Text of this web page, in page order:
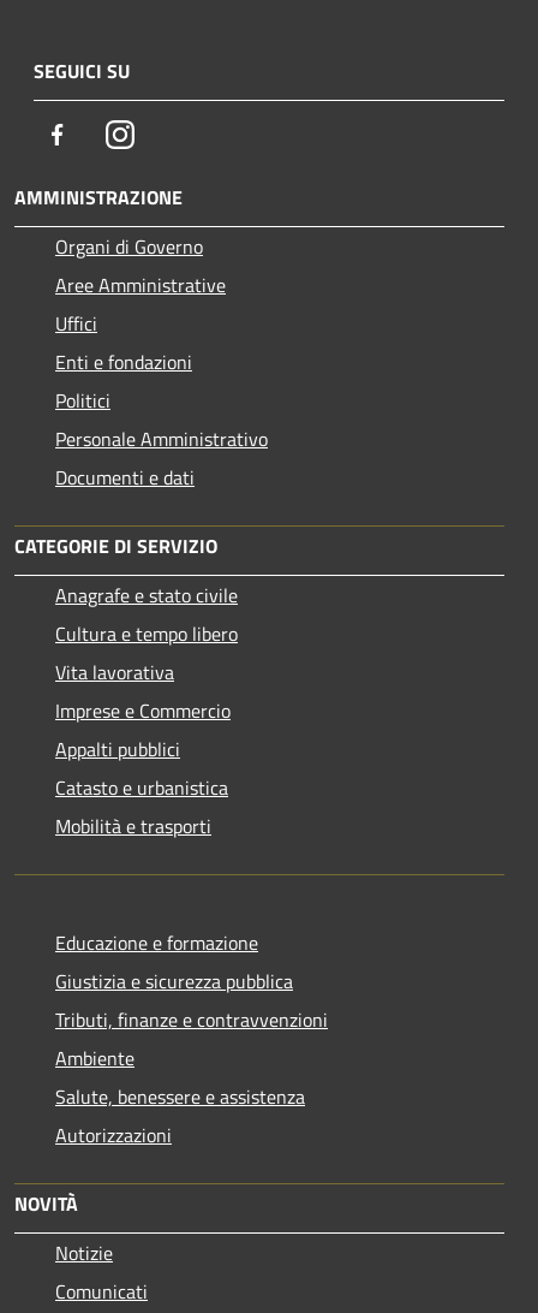
SEGUICI SU
FacebookInstagram
AMMINISTRAZIONE
Organi di Governo
Aree Amministrative
Uffici
Enti e fondazioni
Politici
Personale Amministrativo
Documenti e dati
CATEGORIE DI SERVIZIO
Anagrafe e stato civile
Cultura e tempo libero
Vita lavorativa
Imprese e Commercio
Appalti pubblici
Catasto e urbanistica
Mobilità e trasporti
Educazione e formazione
Giustizia e sicurezza pubblica
Tributi, finanze e contravvenzioni
Ambiente
Salute, benessere e assistenza
Autorizzazioni
NOVITÀ
Notizie
Comunicati